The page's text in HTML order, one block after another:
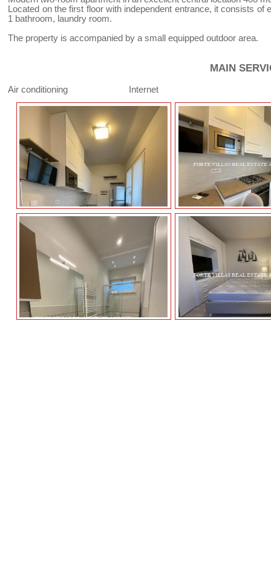
Located on the first floor with independent entrance, it consists
1 bathroom, laundry room.
The property is accompanied by a small equipped outdoor area.
MAIN
Air conditioning Internet